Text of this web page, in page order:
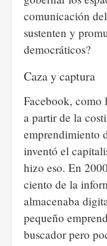
comunicación
sustenten y
democráticos?
Caza y captura
Facebook, como
a partir de la
emprendimiento
inventó el
hizo eso. En
ciento de la
almacenaba
pequeño
buscador pero